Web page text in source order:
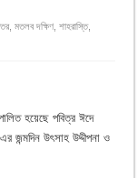
,মতলব দক্ষিণ ,শাহরাস্তি,
হয়েছে পবিত্র ঈদে
জন্মদিন উৎসাহ উদ্দীপনা ও